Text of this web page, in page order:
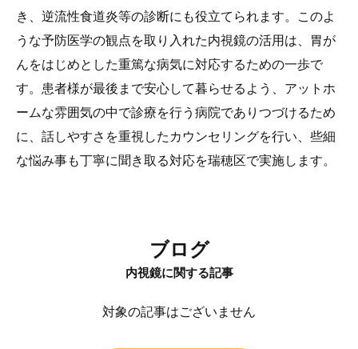
き、逆流性食道炎等の診断にも役立てられます。このよ
うな予防医学の観点を取り入れた内視鏡の活用は、胃が
んをはじめとした重篤な病気に対応するための一歩で
す。患者様が最後まで安心して暮らせるよう、アットホ
ームな雰囲気の中で診療を行う病院でありつづけるため
に、話しやすさを重視したカウンセリングを行い、些細
な悩み事も丁寧に聞き取る対応を瑞穂区で実施します。
ブログ
内視鏡に関する記事
対象の記事はございません